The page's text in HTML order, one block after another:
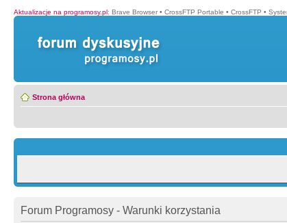
Aktualizacje na programosy.pl: Brave Browser • CrossFTP Portable • CrossFTP •
Strona główna
Forum Programosy - Warunki korzystania